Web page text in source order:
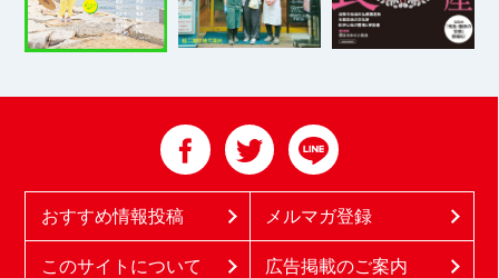
おすすめ情報投稿 メルマガ登録
このサイトについて 広告掲載のご案内